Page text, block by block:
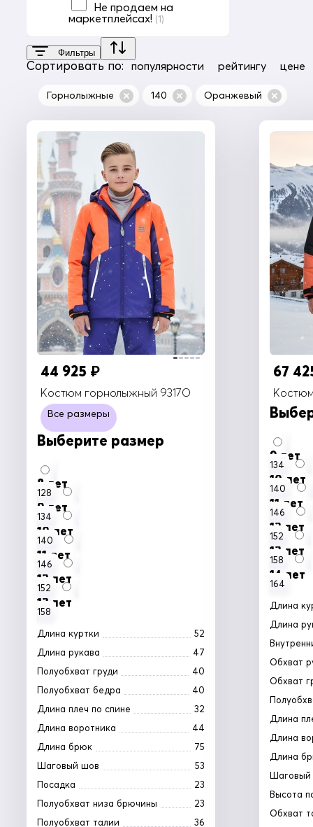
Не продаем на
маркетплейсах! (1)
Фильтры
Сортировать по: популярности рейтингу цене
Горнолыжные 140 Оранжевый
44 925 ₽
Костюм горнолыжный 9317O
Все размеры
Выберите размер
8 лет
128
9 лет
134
10 лет
140
11 лет
146
12 лет
152
13 лет
158
Длина куртки
52
Длина рукава
47
Полуобхват груди
40
Полуобхват бедра
40
Длина плеч по спине
32
Длина воротника
44
Длина брюк
75
Шаговый шов
53
Посадка
23
Полуобхват низа брючины
23
Полуобхват талии
36
67
9 лет
134
10 лет
140
11 лет
146
12 лет
152
13 лет
158
14 лет
164
Длина
Длина
Обхват
Обхват
Длина
Длина
Длина
Шаговый
Высота
Обхват